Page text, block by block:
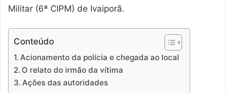
Militar (6ª CIPM) de Ivaiporã.
Conteúdo
Acionamento da polícia e chegada ao local
O relato do irmão da vítima
Ações das autoridades